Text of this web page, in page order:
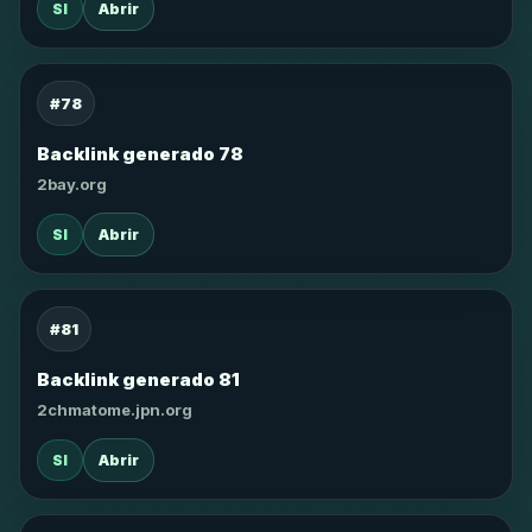
SI Abrir
#78
Backlink generado 78
2bay.org
SI Abrir
#81
Backlink generado 81
2chmatome.jpn.org
SI Abrir